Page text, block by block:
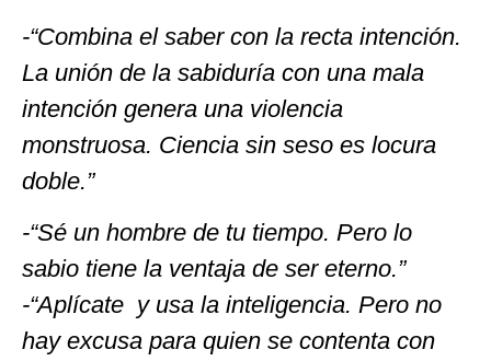
-“Combina el saber con la recta intención.
La unión de la sabiduría con una mala
intención genera una violencia
monstruosa. Ciencia sin seso es locura
doble.”
-“Sé un hombre de tu tiempo. Pero lo
sabio tiene la ventaja de ser eterno.”
-“Aplícate y usa la inteligencia. Pero no
hay excusa para quien se contenta con